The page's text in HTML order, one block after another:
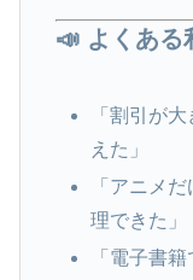
📣 よくある
「割引が
えた」
「アニメ
理できた」
「電子書